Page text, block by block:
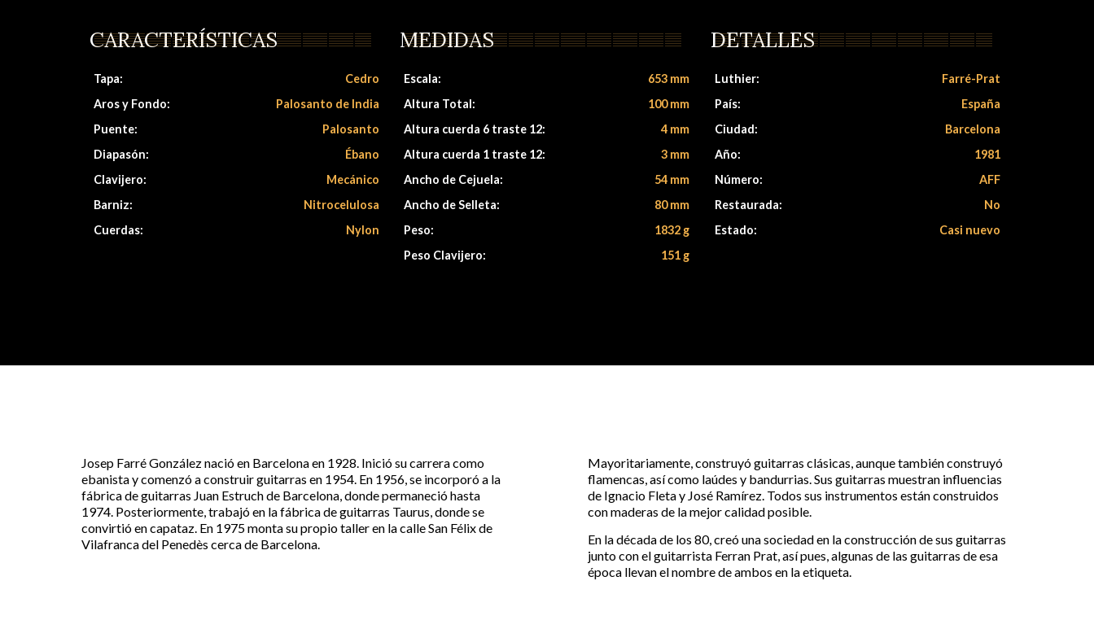
CARACTERÍSTICAS
Tapa:
Cedro
Aros y Fondo:
Palosanto de India
Puente:
Palosanto
Diapasón:
Ébano
Clavijero:
Mecánico
Barniz:
Nitrocelulosa
Cuerdas:
Nylon
MEDIDAS
Escala:
653 mm
Altura Total:
100 mm
Altura cuerda 6 traste 12:
4 mm
Altura cuerda 1 traste 12:
3 mm
Ancho de Cejuela:
54 mm
Ancho de Selleta:
80 mm
Peso:
1832 g
Peso Clavijero:
151 g
DETALLES
Luthier:
Farré-Prat
País:
España
Ciudad:
Barcelona
Año:
1981
Número:
AFF
Restaurada:
No
Estado:
Casi nuevo
Josep Farré González nació en Barcelona en 1928. Inició su carrera como
ebanista y comenzó a construir guitarras en 1954. En 1956, se incorporó a la
fábrica de guitarras Juan Estruch de Barcelona, donde permaneció hasta
1974. Posteriormente, trabajó en la fábrica de guitarras Taurus, donde se
convirtió en capataz. En 1975 monta su propio taller en la calle San Félix de
Vilafranca del Penedès cerca de Barcelona.
Mayoritariamente, construyó guitarras clásicas, aunque también construyó
flamencas, así como laúdes y bandurrias. Sus guitarras muestran influencias
de Ignacio Fleta y José Ramírez. Todos sus instrumentos están construidos
con maderas de la mejor calidad posible.
En la década de los 80, creó una sociedad en la construcción de sus guitarras
junto con el guitarrista Ferran Prat, así pues, algunas de las guitarras de esa
época llevan el nombre de ambos en la etiqueta.